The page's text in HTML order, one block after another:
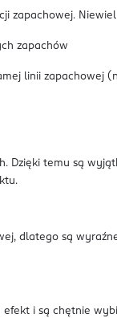
zapachów
linii zapachowej
Dzięki temu są
dlatego są
i są chętnie